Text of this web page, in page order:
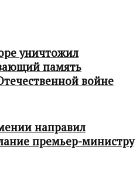
уничтожил
память
войне
направил
премьер-министру